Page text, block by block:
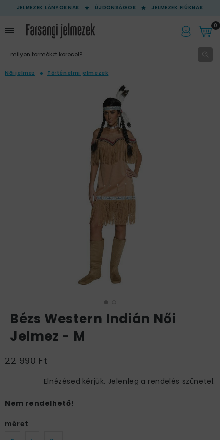
JELMEZEK LÁNYOKNAK ÚJDONSÁGOK JELMEZEK FIÚKNAK
0
Női jelmez Történelmi jelmezek
Bézs Western Indián Női
Jelmez - M
22 990 Ft
Elnézésed kérjük. Jelenleg a rendelés szünetel.
Nem rendelhető!
méret